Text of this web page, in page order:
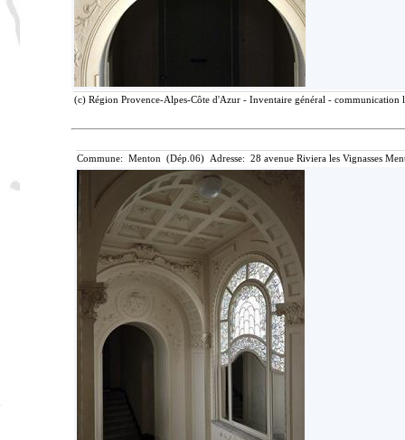
(c) Région Provence-Alpes-Côte d'Azur - Inventaire général -
Commune: Menton (Dép.06) Adresse: 28 avenue Riviera les Vignasses